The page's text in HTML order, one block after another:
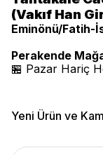
(Vakıf Han
Eminönü/Fatih-
Perakende
🏪 Pazar Hariç
Yeni Ürün ve